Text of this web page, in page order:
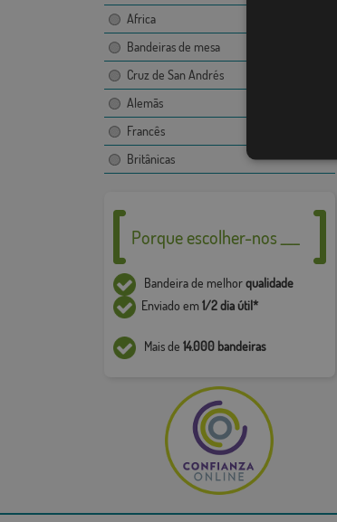
Africa
Bandeiras de mesa
Cruz de San Andrés
Alemãs
Francês
Britânicas
Porque escolher-nos ___
Bandeira de melhorqualidade
Enviado em1/2 dia útil*
Mais de 14.000 bandeiras